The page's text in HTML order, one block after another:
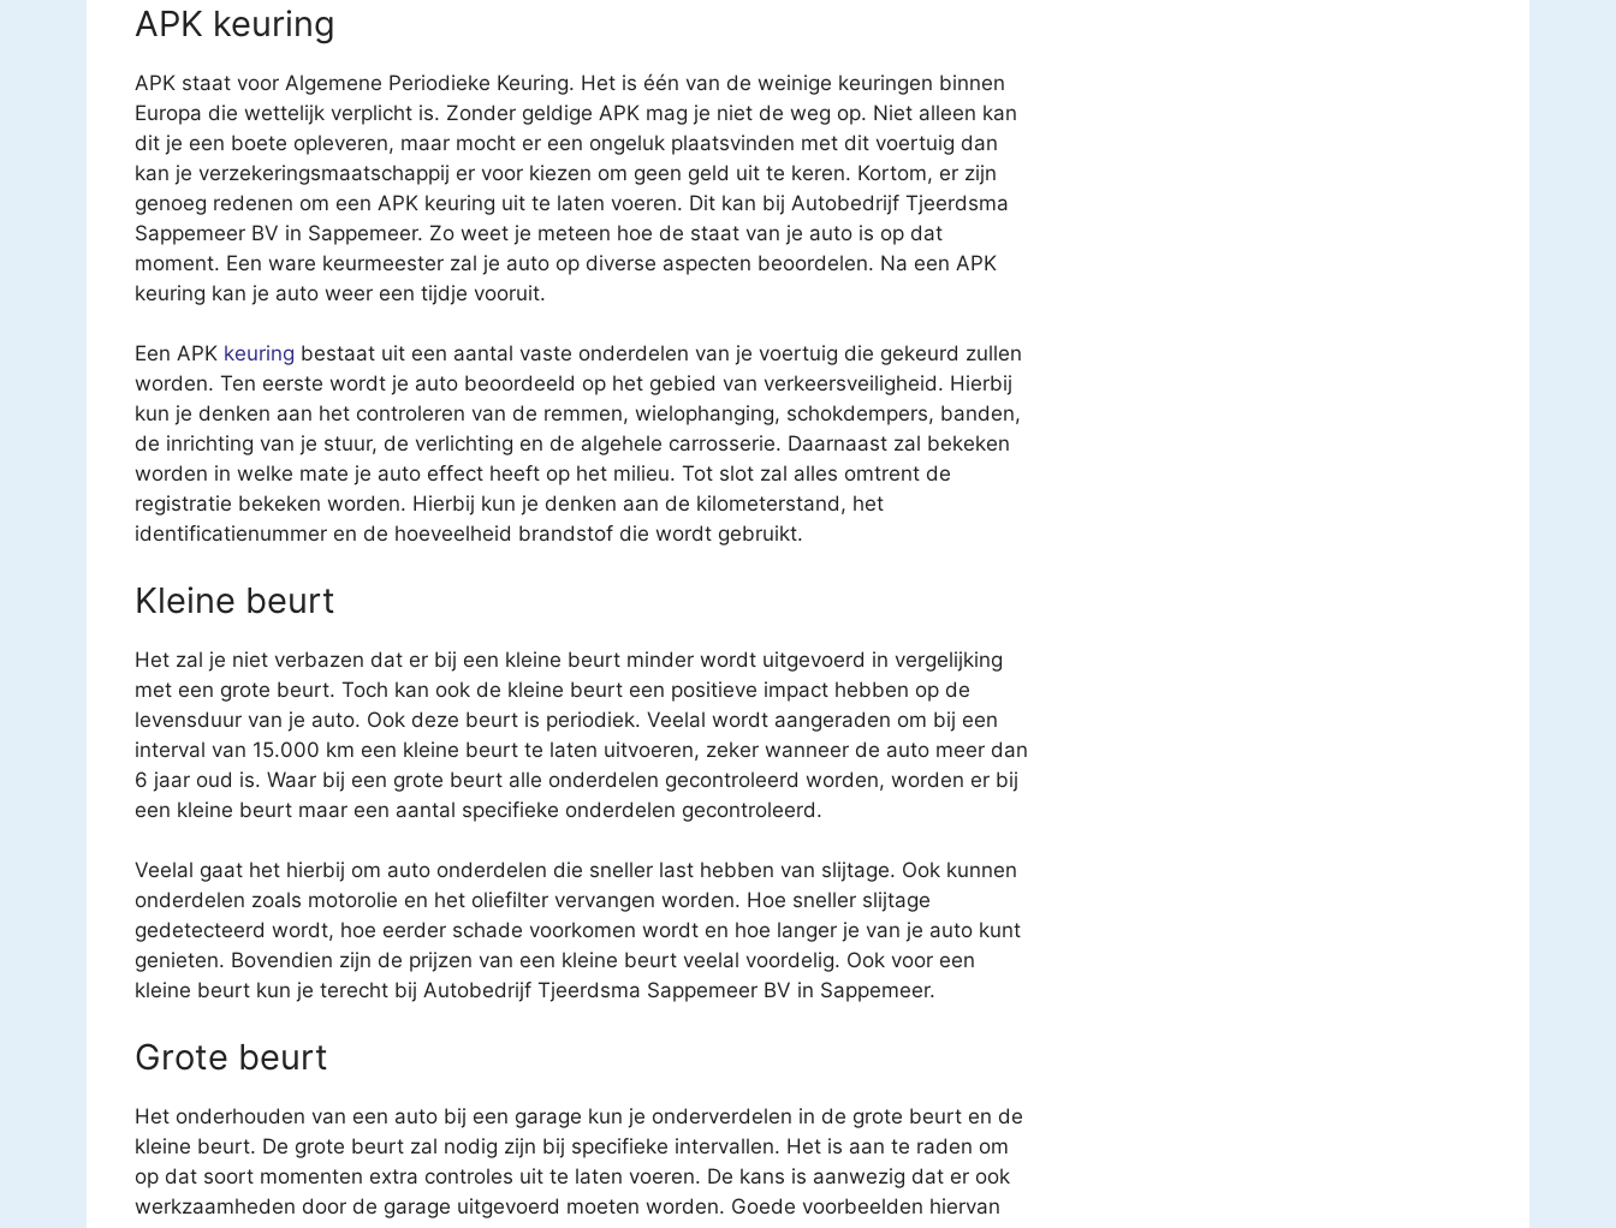
APK keuring
APK staat voor Algemene Periodieke Keuring. Het is één van de weinige keuringen binnen
Europa die wettelijk verplicht is. Zonder geldige APK mag je niet de weg op. Niet alleen kan
dit je een boete opleveren, maar mocht er een ongeluk plaatsvinden met dit voertuig dan
kan je verzekeringsmaatschappij er voor kiezen om geen geld uit te keren. Kortom, er zijn
genoeg redenen om een APK keuring uit te laten voeren. Dit kan bij Autobedrijf Tjeerdsma
Sappemeer BV in Sappemeer. Zo weet je meteen hoe de staat van je auto is op dat
moment. Een ware keurmeester zal je auto op diverse aspecten beoordelen. Na een APK
keuring kan je auto weer een tijdje vooruit.
Een APK keuring bestaat uit een aantal vaste onderdelen van je voertuig die gekeurd zullen
worden. Ten eerste wordt je auto beoordeeld op het gebied van verkeersveiligheid. Hierbij
kun je denken aan het controleren van de remmen, wielophanging, schokdempers, banden,
de inrichting van je stuur, de verlichting en de algehele carrosserie. Daarnaast zal bekeken
worden in welke mate je auto effect heeft op het milieu. Tot slot zal alles omtrent de
registratie bekeken worden. Hierbij kun je denken aan de kilometerstand, het
identificatienummer en de hoeveelheid brandstof die wordt gebruikt.
Kleine beurt
Het zal je niet verbazen dat er bij een kleine beurt minder wordt uitgevoerd in vergelijking
met een grote beurt. Toch kan ook de kleine beurt een positieve impact hebben op de
levensduur van je auto. Ook deze beurt is periodiek. Veelal wordt aangeraden om bij een
interval van 15.000 km een kleine beurt te laten uitvoeren, zeker wanneer de auto meer dan
6 jaar oud is. Waar bij een grote beurt alle onderdelen gecontroleerd worden, worden er bij
een kleine beurt maar een aantal specifieke onderdelen gecontroleerd.
Veelal gaat het hierbij om auto onderdelen die sneller last hebben van slijtage. Ook kunnen
onderdelen zoals motorolie en het oliefilter vervangen worden. Hoe sneller slijtage
gedetecteerd wordt, hoe eerder schade voorkomen wordt en hoe langer je van je auto kunt
genieten. Bovendien zijn de prijzen van een kleine beurt veelal voordelig. Ook voor een
kleine beurt kun je terecht bij Autobedrijf Tjeerdsma Sappemeer BV in Sappemeer.
Grote beurt
Het onderhouden van een auto bij een garage kun je onderverdelen in de grote beurt en de
kleine beurt. De grote beurt zal nodig zijn bij specifieke intervallen. Het is aan te raden om
op dat soort momenten extra controles uit te laten voeren. De kans is aanwezig dat er ook
werkzaamheden door de garage uitgevoerd moeten worden. Goede voorbeelden hiervan